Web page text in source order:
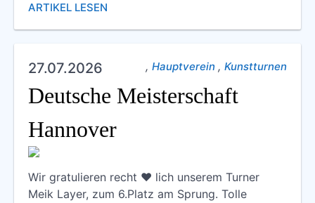
ARTIKEL LESEN
, Hauptverein , Kunstturnen
27.07.2026
Deutsche Meisterschaft
Hannover
Wir gratulieren recht ❤️ lich unserem Turner
Meik Layer, zum 6.Platz am Sprung. Tolle